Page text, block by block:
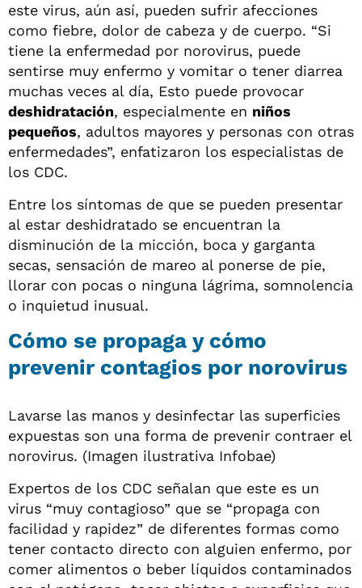
este virus, aún así, pueden sufrir afecciones
como fiebre, dolor de cabeza y de cuerpo. “Si
tiene la enfermedad por norovirus, puede
sentirse muy enfermo y vomitar o tener diarrea
muchas veces al día, Esto puede provocar
deshidratación, especialmente en niños
pequeños, adultos mayores y personas con otras
enfermedades”, enfatizaron los especialistas de
los CDC.
Entre los síntomas de que se pueden presentar
al estar deshidratado se encuentran la
disminución de la micción, boca y garganta
secas, sensación de mareo al ponerse de pie,
llorar con pocas o ninguna lágrima, somnolencia
o inquietud inusual.
Cómo se propaga y cómo
prevenir contagios por norovirus
Lavarse las manos y desinfectar las superficies
expuestas son una forma de prevenir contraer el
norovirus. (Imagen ilustrativa Infobae)
Expertos de los CDC señalan que este es un
virus “muy contagioso” que se “propaga con
facilidad y rapidez” de diferentes formas como
tener contacto directo con alguien enfermo, por
comer alimentos o beber líquidos contaminados